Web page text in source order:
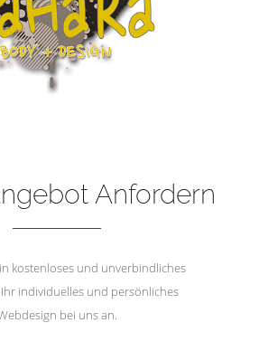
Anfordern
kostenloses und unverbindliches
individuelles und persönliches
bei uns an.